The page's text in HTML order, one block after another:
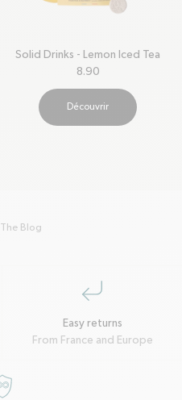
Solid Drinks - Lemon Iced Tea
8.90
Découvrir
The Blog
corner-down-left
Easy returns
From France and Europe
garantie-a-vie